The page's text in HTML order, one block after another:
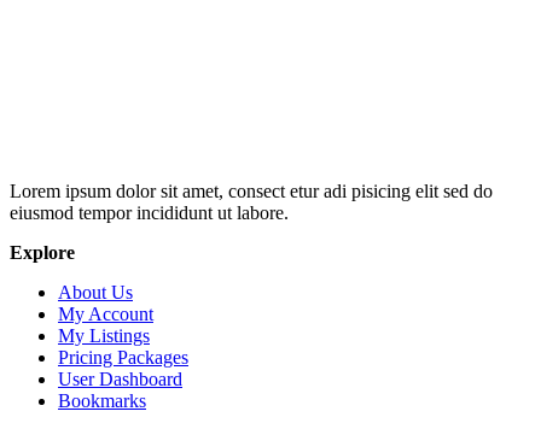
Lorem ipsum dolor sit amet, consect etur adi pisicing elit sed do
eiusmod tempor incididunt ut labore.
Explore
About Us
My Account
My Listings
Pricing Packages
User Dashboard
Bookmarks